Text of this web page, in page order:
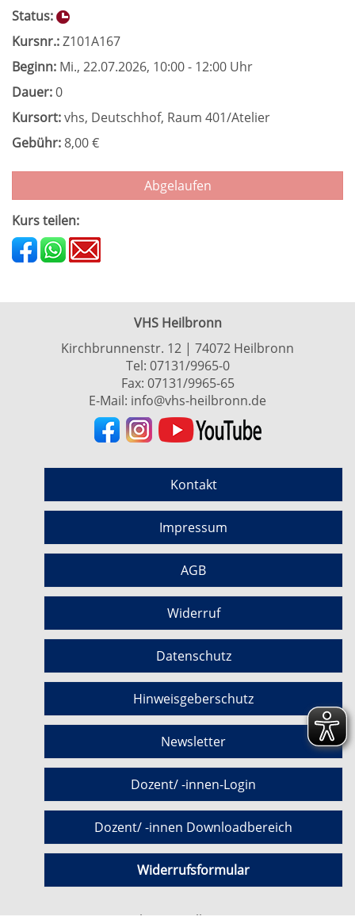
Status:
Kursnr.:Z101A167
Beginn: Mi., 22.07.2026, 10:00 - 12:00 Uhr
Dauer:0
Kursort:vhs, Deutschhof, Raum 401/Atelier
Gebühr:8,00 €
Abgelaufen
Kurs teilen:
VHS Heilbronn
Kirchbrunnenstr. 12 | 74072 Heilbronn
Tel: 07131/9965-0
Fax: 07131/9965-65
E-Mail: info@vhs-heilbronn.de
Kontakt
Impressum
AGB
Widerruf
Datenschutz
Hinweisgeberschutz
Newsletter
Dozent/ -innen-Login
Dozent/ -innen Downloadbereich
Widerrufsformular